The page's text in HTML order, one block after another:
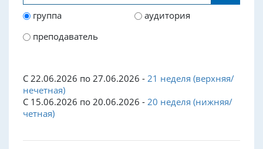
группа
аудитория
преподаватель
С 22.06.2026 по 27.06.2026 - 21 неделя (верхняя/
нечетная)
С 15.06.2026 по 20.06.2026 - 20 неделя (нижняя/
четная)